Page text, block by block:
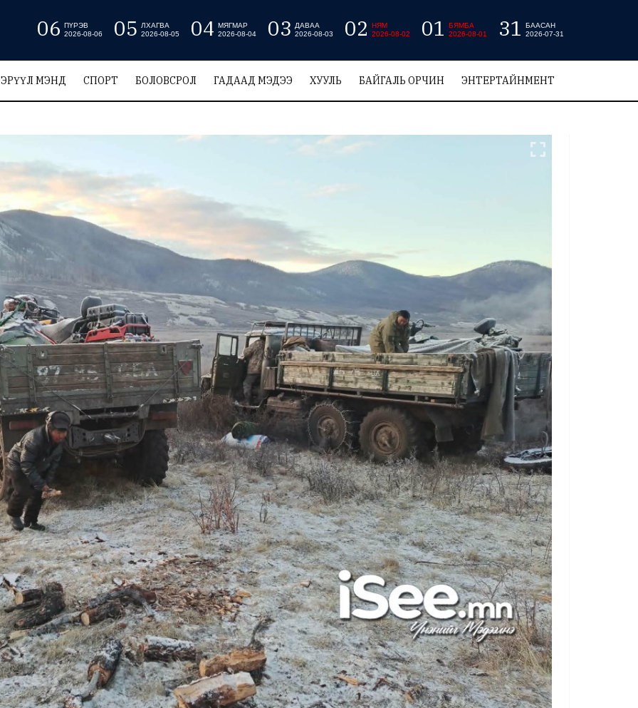
06 ПҮРЭВ
2026-08-06
05
ЛХАГВА
2026-08-05
04 МЯГМАР
2026-08-04
03
ДАВАА
2026-08-03
02
НЯМ
2026-08-02
01
БЯМБА
2026-08-01
31
БААСАН
2026-07-31
ЭРҮҮЛ МЭНД СПОРТ БОЛОВСРОЛ ГАДААД МЭДЭЭ ХУУЛЬ БАЙГАЛЬ ОРЧИН ЭНТЕРТАЙНМЕНТ